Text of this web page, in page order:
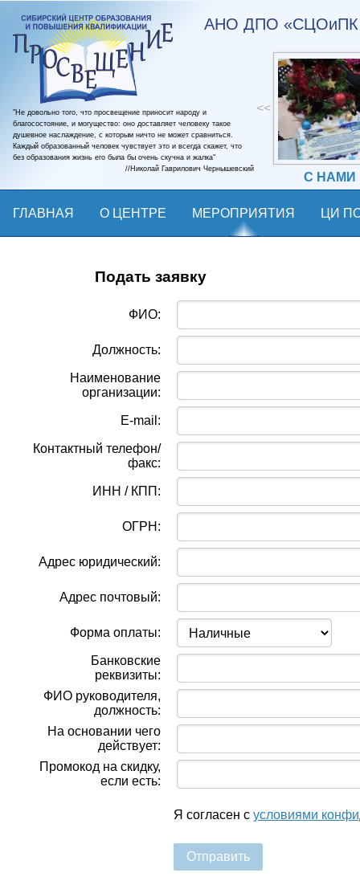
"Не довольно того, что просвещение приносит народу и
благосостояние, и могущество: оно доставляет человеку такое
душевное наслаждение, с которым ничто не может сравниться.
Каждый образованный человек чувствует это и всегда скажет, что
без образования жизнь его была бы очень скучна и жалка"
//Николай Гаврилович Чернышевский
АНО ДПО «СЦОиПК
<<
С НАМИ
ГЛАВНАЯ О ЦЕНТРЕ МЕРОПРИЯТИЯ ЦИ
Подать заявку
ФИО:
Должность:
Наименование
организации:
E-mail:
Контактный телефон/
факс:
ИНН / КПП:
ОГРН:
Адрес юридический:
Адрес почтовый:
Форма оплаты:
Банковские
реквизиты:
ФИО руководителя,
должность:
На основании чего
действует:
Промокод на скидку,
если есть:
Я согласен с условиями
Отправить